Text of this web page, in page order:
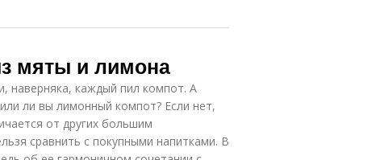
мяты и лимона
наверняка, каждый пил компот. А
ли вы лимонный компот? Если нет,
от других большим
сравнить с покупными напитками. В